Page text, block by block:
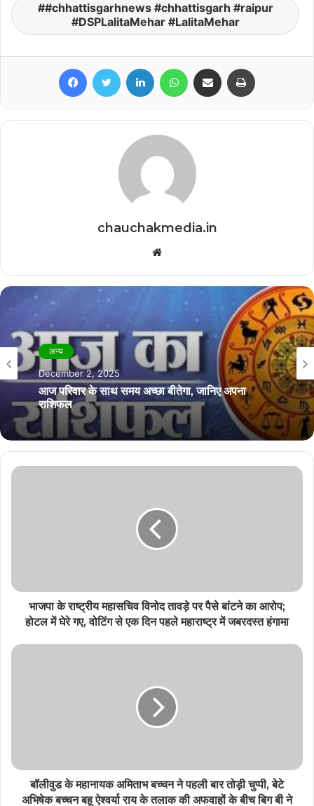
#chhattisgarhnews #chhattisgarh #raipur
#DSPLalitaMehar #LalitaMehar
FacebookTwitter LinkedIn WhatsAppShare via Email
chauchakmedia.in
Website
अन्य
December 2, 2025
अन्य
November 21, 2025
आज अपने करियर पर ध्यान लगाने की जरूरत है, जानिए
अपना राशिफल
भाजपा के राष्ट्रीय महासचिव विनोद तावड़े पर पैसे बांटने का आरोप;
होटल में घेरे गए, वोटिंग से एक दिन पहले महाराष्ट्र में जबरदस्त हंगामा
बॉलीवुड के महानायक अमिताभ बच्चन ने पहली बार तोड़ी चुप्पी, बेटे
अभिषेक बच्चन बहू ऐश्वर्या राय के तलाक की अफवाहों के बीच बिग बी ने